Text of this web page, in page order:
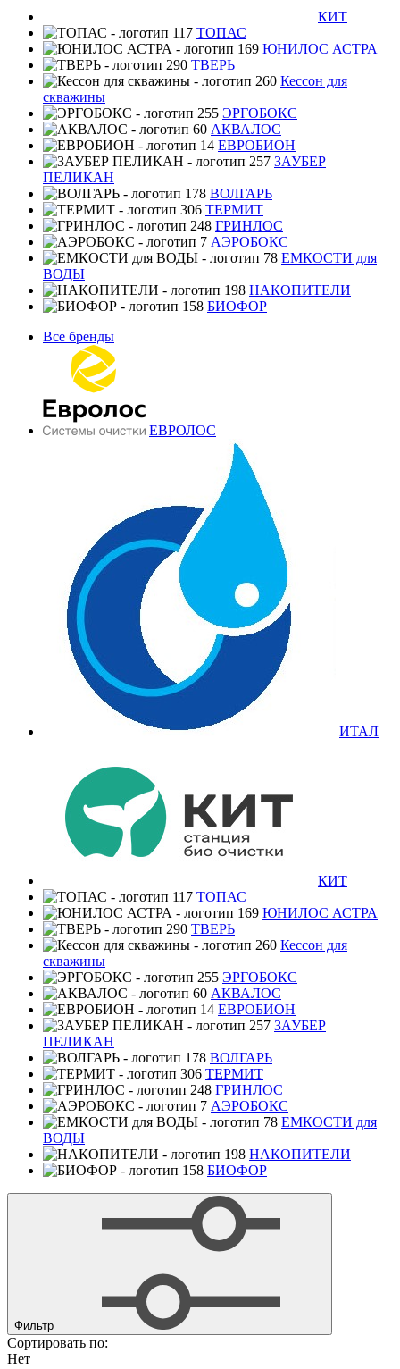
КИТ
ТОПАС
ЮНИЛОС АСТРА
ТВЕРЬ
Кессон для
скважины
ЭРГОБОКС
АКВАЛОС
ЕВРОБИОН
ЗАУБЕР
ПЕЛИКАН
ВОЛГАРЬ
ТЕРМИТ
ГРИНЛОС
АЭРОБОКС
ЕМКОСТИ для
ВОДЫ
НАКОПИТЕЛИ
БИОФОР
Все бренды
ЕВРОЛОС
ИТАЛ
КИТ
ТОПАС
ЮНИЛОС АСТРА
ТВЕРЬ
Кессон для
скважины
ЭРГОБОКС
АКВАЛОС
ЕВРОБИОН
ЗАУБЕР
ПЕЛИКАН
ВОЛГАРЬ
ТЕРМИТ
ГРИНЛОС
АЭРОБОКС
ЕМКОСТИ для
ВОДЫ
НАКОПИТЕЛИ
БИОФОР
Фильтр
Сортировать по:
Нет